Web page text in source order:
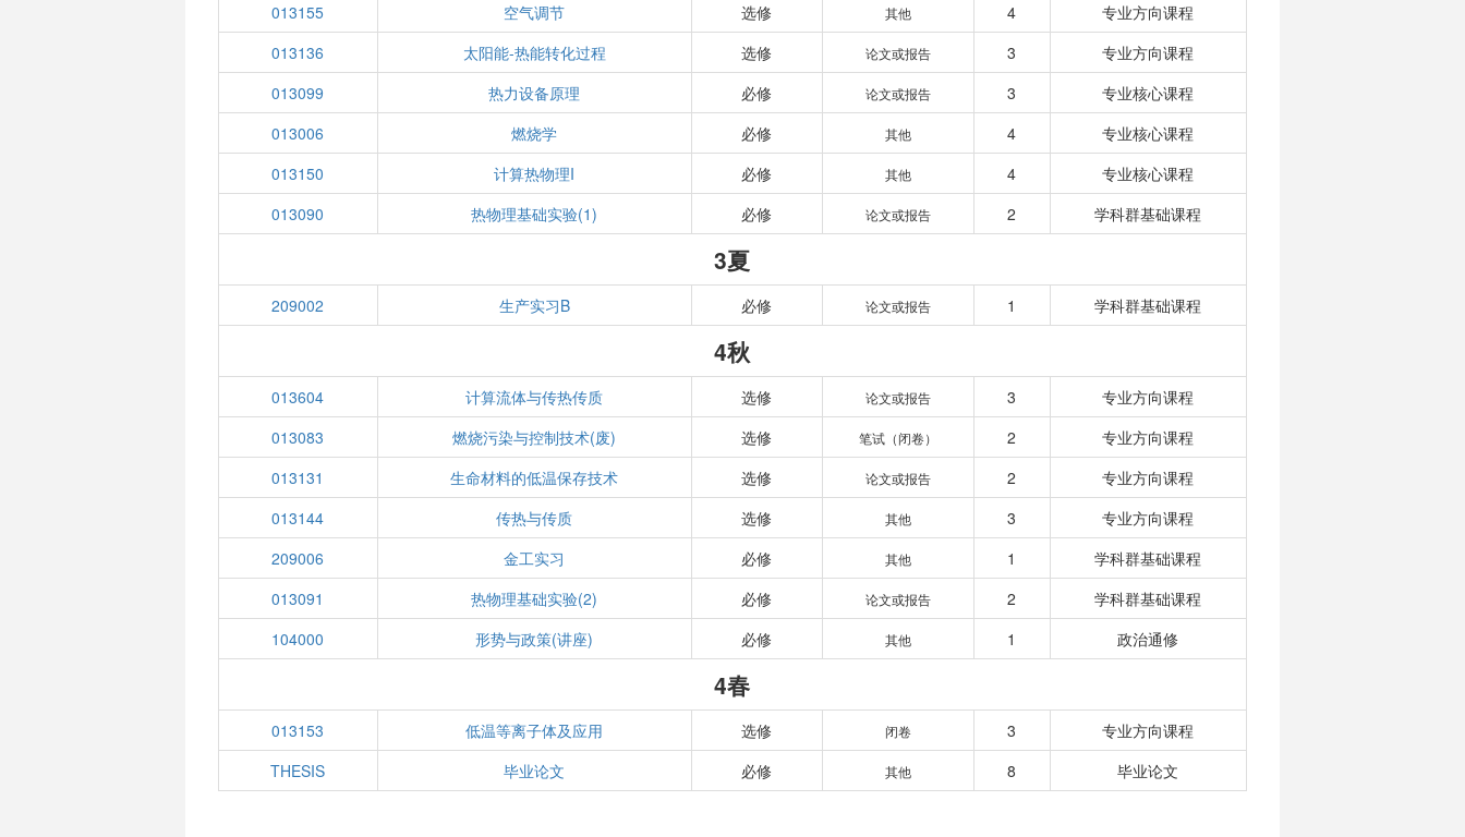
013155
空气调节 选修 其他 4
专业方向课程
013136
太阳能-热能转化过程 选修 论文或报告 3
专业方向课程
013099
热力设备原理 必修 论文或报告 3
专业核心课程
013006
燃烧学 必修 其他 4
专业核心课程
013150
计算热物理I 必修 其他 4
专业核心课程
013090
热物理基础实验(1) 必修 论文或报告 2 学科群基础课程
3夏
209002 生产实习B 必修 论文或报告 1 学科群基础课程
4秋
013604 计算流体与传热传质 选修 论文或报告 3
专业方向课程
013083
燃烧污染与控制技术(废) 选修 笔试（闭卷） 2
专业方向课程
013131
生命材料的低温保存技术 选修 论文或报告 2
专业方向课程
013144
传热与传质 选修 其他 3
专业方向课程
209006
金工实习 必修 其他 1
学科群基础课程
013091
热物理基础实验(2) 必修 论文或报告 2
学科群基础课程
104000
形势与政策(讲座) 必修 其他 1 政治通修
4春
013153 低温等离子体及应用 选修 闭卷 3
专业方向课程
THESIS
毕业论文 必修 其他 8 毕业论文